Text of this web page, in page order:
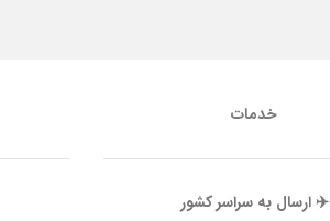
خدمات
✈️ ارسال به سراسر کشور